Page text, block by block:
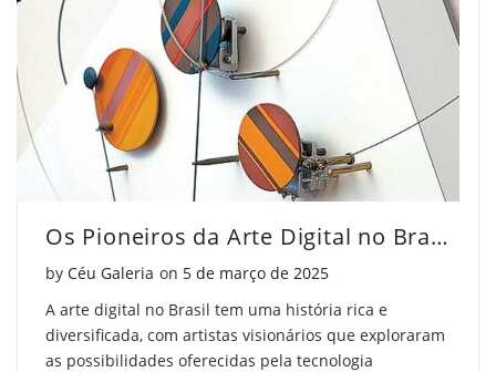
inspira
obras
arte
incríveis?"
on
Facebook
inspira
obras
de
arte
incríveis?"
Twitter
inspira
obras
de
arte
incríveis?"
on Os Pioneiros da Arte Digital no Brasil que Você Deve Conhecer
by Céu Galeria on Posted on
5 de março de 2025
A arte digital no Brasil tem uma história rica e
diversificada, com artistas visionários que exploraram
as possibilidades oferecidas pela tecnologia